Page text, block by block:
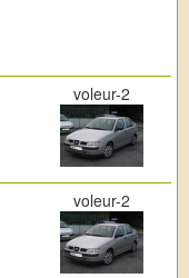
voleur-2
voleur-2